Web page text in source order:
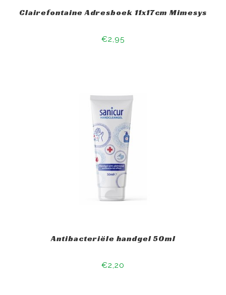
Clairefontaine Adresboek 11x17cm Mimesys
€2,95
Antibacteriële handgel 50ml
€2,20